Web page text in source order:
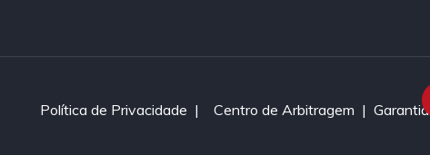
Política de Privacidade |Centro de Arbitragem |Garantias